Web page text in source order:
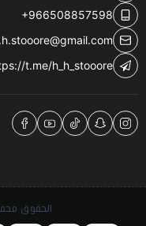
+966508857598
t.me/h_h_stooore
الحقوق